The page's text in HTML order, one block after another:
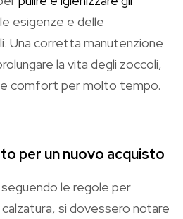
esigenze e delle
Una corretta manutenzione
la vita degli zoccoli,
comfort per molto tempo.
per un nuovo acquisto
le regole per
si dovessero notare